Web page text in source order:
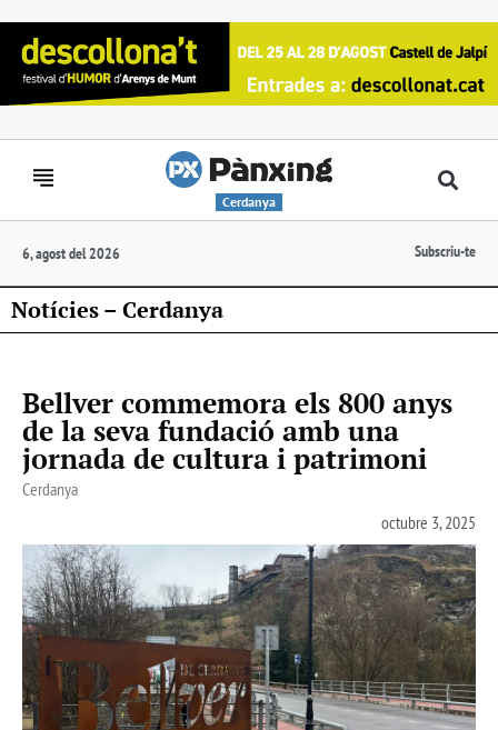
Cerdanya
6, agost del 2026 Subscriu-te
Notícies – Cerdanya
Bellver commemora els 800 anys
de la seva fundació amb una
jornada de cultura i patrimoni
Cerdanya
octubre 3, 2025